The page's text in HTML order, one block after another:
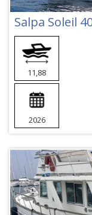
Salpa Soleil
11,88
2026